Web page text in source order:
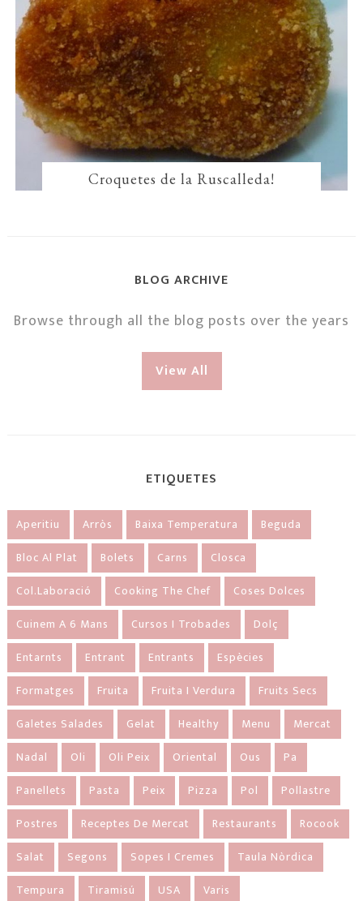
Croquetes de la Ruscalleda!
BLOG ARCHIVE
Browse through all the blog posts over the years
View All
ETIQUETES
Aperitiu Arròs Baixa Temperatura
Beguda
Bloc Al Plat
Bolets Carns
Closca
Col.laboració
Cooking The Chef
Coses Dolces
Cuinem A 6 Mans
Cursos I Trobades
Dolç
Entarnts
Entrant Entrants
Espècies
Formatges
Fruita Fruita I Verdura
Fruits Secs
Galetes Salades
Gelat Healthy Menu
Mercat
Nadal
Oli Oli Peix Oriental Ous
Pa
Panellets
Pasta Peix Pizza Pol
Pollastre
Postres
Receptes De Mercat Restaurants
Rocook
Salat
Segons Sopes I Cremes
Taula Nòrdica
Tempura
Tiramisú USA
Varis